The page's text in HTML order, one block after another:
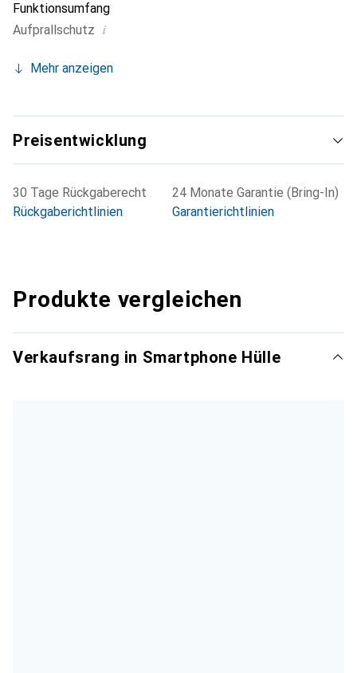
Funktionsumfang
Aufprallschutz i
Mehr anzeigen
Preisentwicklung
30 Tage Rückgaberecht
Rückgaberichtlinien
24 Monate Garantie (Bring-In)
Garantierichtlinien
Produkte vergleichen
Verkaufsrang in Smartphone Hülle